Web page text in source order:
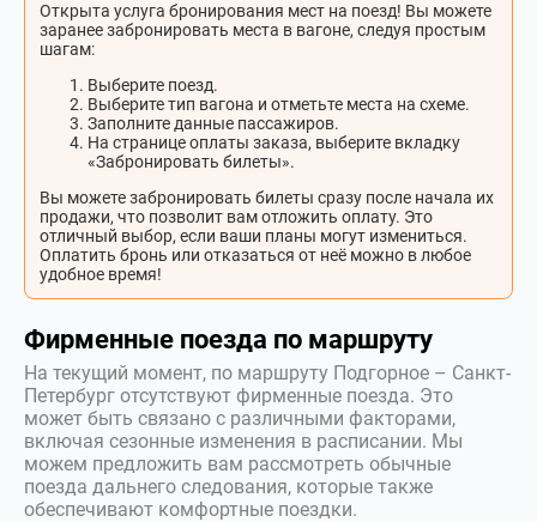
Открыта услуга бронирования мест на поезд! Вы можете
заранее забронировать места в вагоне, следуя простым
шагам:
Выберите поезд.
Выберите тип вагона и отметьте места на схеме.
Заполните данные пассажиров.
На странице оплаты заказа, выберите вкладку
«Забронировать билеты».
Вы можете забронировать билеты сразу после начала их
продажи, что позволит вам отложить оплату. Это
отличный выбор, если ваши планы могут измениться.
Оплатить бронь или отказаться от неё можно в любое
удобное время!
Фирменные поезда по маршруту
На текущий момент, по маршруту Подгорное – Санкт-
Петербург отсутствуют фирменные поезда. Это
может быть связано с различными факторами,
включая сезонные изменения в расписании. Мы
можем предложить вам рассмотреть обычные
поезда дальнего следования, которые также
обеспечивают комфортные поездки.